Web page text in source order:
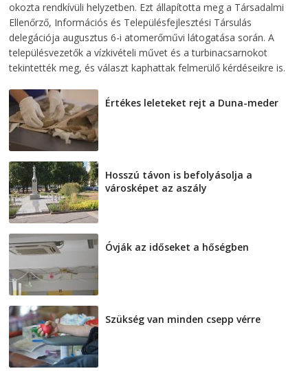
okozta rendkívüli helyzetben. Ezt állapította meg a Társadalmi
Ellenőrző, Információs és Településfejlesztési Társulás
delegációja augusztus 6-i atomerőművi látogatása során. A
településvezetők a vízkivételi művet és a turbinacsarnokot
tekintették meg, és választ kaphattak felmerülő kérdéseikre is.
Értékes leleteket rejt a Duna-meder
Hosszú távon is befolyásolja a
városképet az aszály
Óvják az időseket a hőségben
Szükség van minden csepp vérre